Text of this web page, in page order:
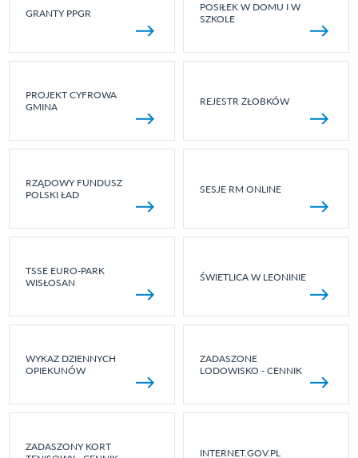
GRANTY PPGR
POSIŁEK W DOMU I W
SZKOLE
PROJEKT CYFROWA
GMINA
REJESTR ŻŁOBKÓW
RZĄDOWY FUNDUSZ
POLSKI ŁAD
SESJE RM ONLINE
TSSE EURO-PARK
WISŁOSAN
ŚWIETLICA W LEONINIE
WYKAZ DZIENNYCH
OPIEKUNÓW
ZADASZONE
LODOWISKO - CENNIK
ZADASZONY KORT
INTERNET.GOV.PL